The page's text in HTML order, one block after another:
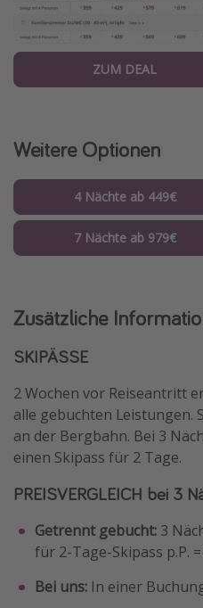
ZUM DEAL
Weitere Optionen
4 Nächte ab 449€
7 Nächte ab 979€
Zusätzliche
SKIPÄSSE
2 Wochen vor Reiseantritt
alle gebuchten Leistungen.
an der Bergbahn. Bei 3
einen Skipass für 2 Tage.
PREISVERGLEICH bei 3
Getrennt gebucht: 3
für 2-Tage-Skipass p.P. =
Bei uns: In einer